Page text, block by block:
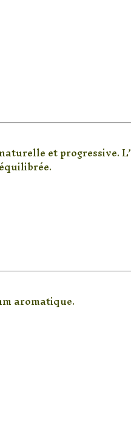
et progressive. L’
aromatique.